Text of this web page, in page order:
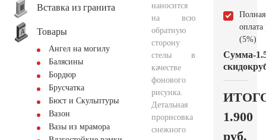
Вставка из гранита
Товары
Ангел на могилу
Балясины
Бордюр
Брусчатка
Бюст и Скульптуры
Вазон
Вазы из мрамора
наносится
на всю
обратную
сторону
стелы в
качестве
фонового
рисунка.
Детальная
прорисовка
снежного
Полная
оплата
(5%)
Сумма
скидок
-
1.900
руб.